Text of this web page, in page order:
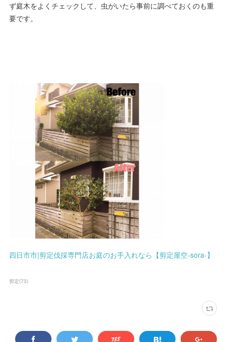
ず庭木をよくチェックして、虫がいたら事前に調べておくのも重
要です。
四日市市|剪定伐採専門店お庭のお手入れなら【剪定屋空-sora-】
剪定(73)